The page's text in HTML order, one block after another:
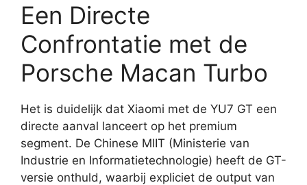
Een Directe
Confrontatie met de
Porsche Macan Turbo
Het is duidelijk dat Xiaomi met de YU7 GT een
directe aanval lanceert op het premium
segment. De Chinese MIIT (Ministerie van
Industrie en Informatietechnologie) heeft de GT-
versie onthuld, waarbij expliciet de output van